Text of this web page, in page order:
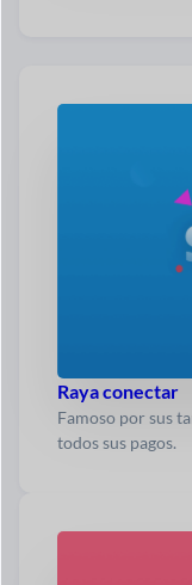
Raya conectar
Famoso por sus
todos sus pagos.